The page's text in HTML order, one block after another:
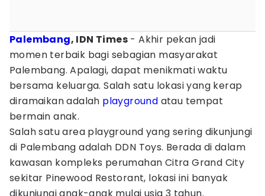
Palembang, IDN Times - Akhir pekan jadi
momen terbaik bagi sebagian masyarakat
Palembang. Apalagi, dapat menikmati waktu
bersama keluarga. Salah satu lokasi yang kerap
diramaikan adalah playground atau tempat
bermain anak.
Salah satu area playground yang sering dikunjungi
di Palembang adalah DDN Toys. Berada di dalam
kawasan kompleks perumahan Citra Grand City
sekitar Pinewood Restorant, lokasi ini banyak